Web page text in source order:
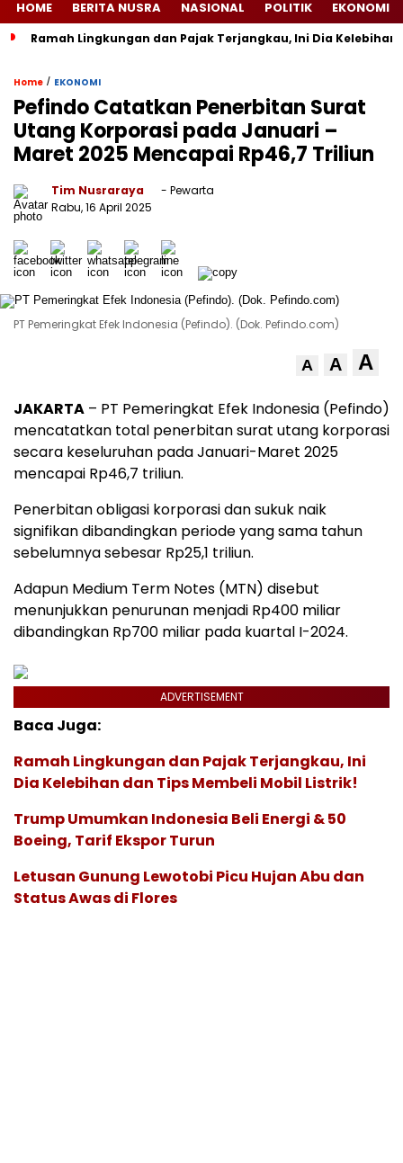
HOME BERITA NUSRA NASIONAL POLITIK EKONOMI
Ramah Lingkungan dan Pajak Terjangkau, Ini Dia
Home / EKONOMI
Pefindo Catatkan Penerbitan Surat
Utang Korporasi pada Januari –
Maret 2025 Mencapai Rp46,7 Triliun
Tim Nusraraya
- Pewarta
Rabu, 16 April 2025
PT Pemeringkat Efek Indonesia (Pefindo). (Dok. Pefindo.com)
A A A
JAKARTA – PT Pemeringkat Efek Indonesia (Pefindo)
mencatatkan total penerbitan surat utang korporasi
secara keseluruhan pada Januari-Maret 2025
mencapai Rp46,7 triliun.
Penerbitan obligasi korporasi dan sukuk naik
signifikan dibandingkan periode yang sama tahun
sebelumnya sebesar Rp25,1 triliun.
Adapun Medium Term Notes (MTN) disebut
menunjukkan penurunan menjadi Rp400 miliar
dibandingkan Rp700 miliar pada kuartal I-2024.
ADVERTISEMENT
Baca Juga:
Ramah Lingkungan dan Pajak Terjangkau, Ini
Dia Kelebihan dan Tips Membeli Mobil Listrik!
Trump Umumkan Indonesia Beli Energi & 50
Boeing, Tarif Ekspor Turun
Letusan Gunung Lewotobi Picu Hujan Abu dan
Status Awas di Flores